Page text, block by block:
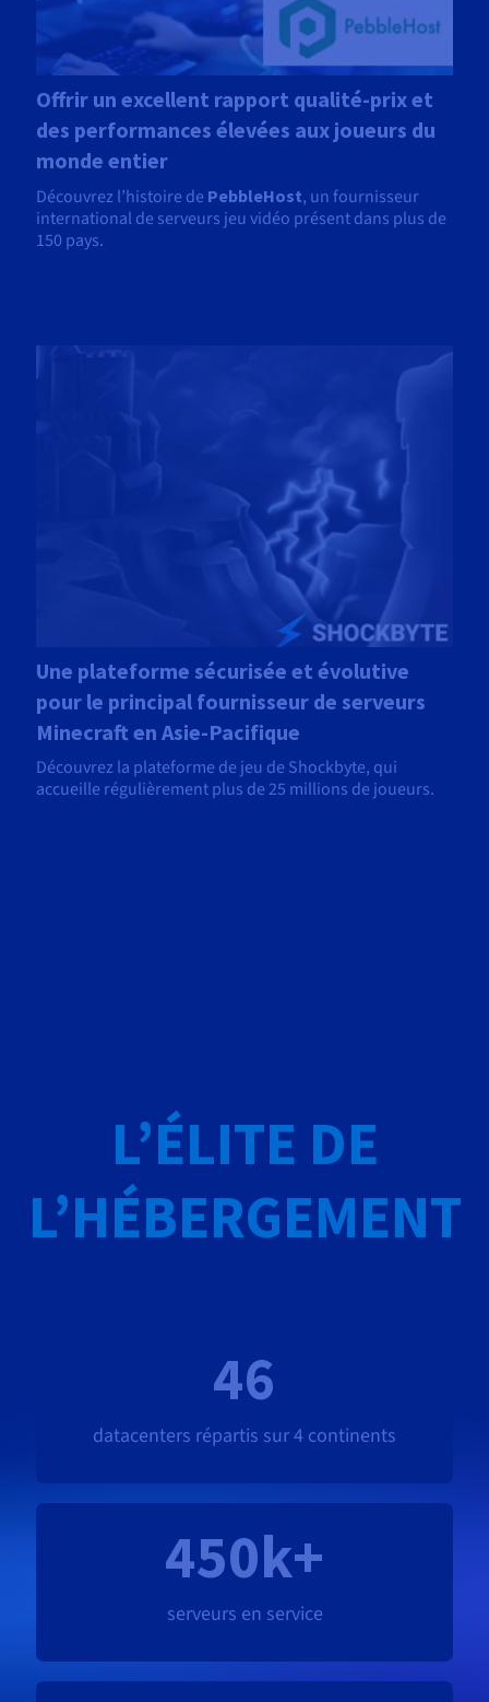
Offrir un excellent rapport qualité-prix et
des performances élevées aux joueurs du
monde entier
Découvrez l’histoire de PebbleHost, un fournisseur
international de serveurs jeu vidéo présent dans plus de
150 pays.
Une plateforme sécurisée et évolutive
pour le principal fournisseur de serveurs
Minecraft en Asie-Pacifique
Découvrez la plateforme de jeu de Shockbyte, qui
accueille régulièrement plus de 25 millions de joueurs.
L’ÉLITE DE
L’HÉBERGEMENT
46
datacenters répartis sur 4 continents
450k+
serveurs en service